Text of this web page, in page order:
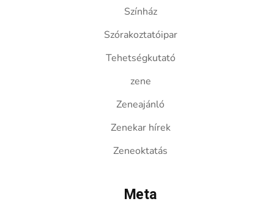
Színház
Szórakoztatóipar
Tehetségkutató
zene
Zeneajánló
Zenekar hírek
Zeneoktatás
Meta